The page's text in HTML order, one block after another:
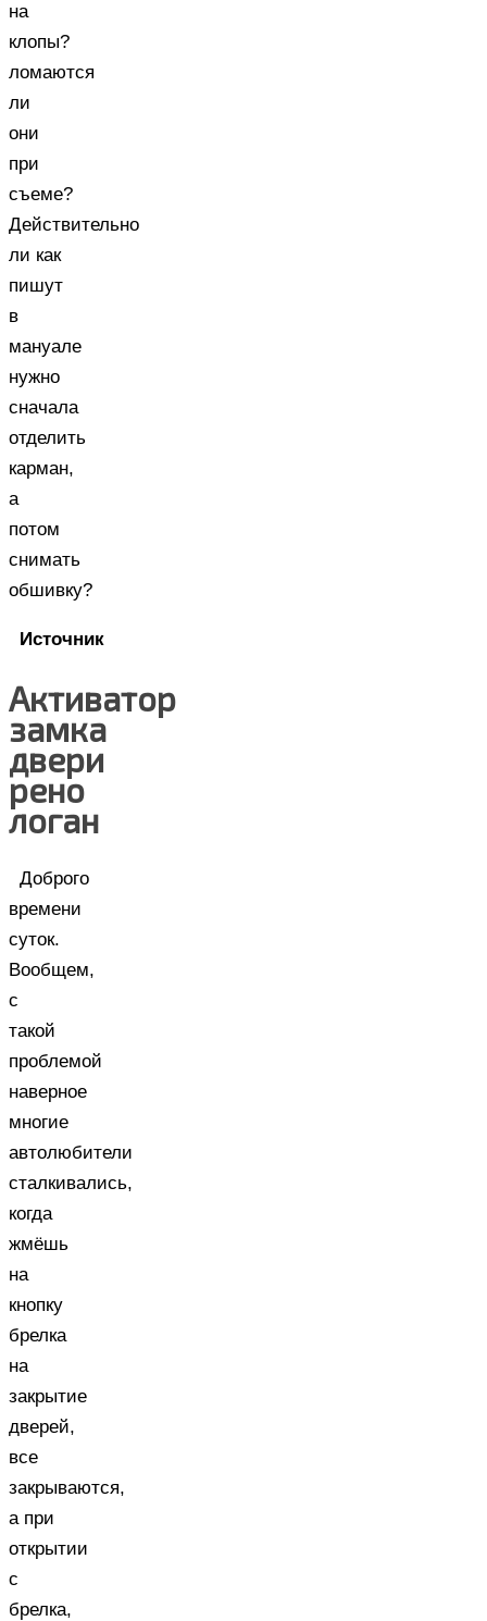
на
клопы?
ломаются
ли
они
при
съеме?
Действительно
ли как
пишут
в
мануале
нужно
сначала
отделить
карман,
а
потом
снимать
обшивку?
Источник
Активатор
замка
двери
рено
логан
Доброго
времени
суток.
Вообщем,
с
такой
проблемой
наверное
многие
автолюбители
сталкивались,
когда
жмёшь
на
кнопку
брелка
на
закрытие
дверей,
все
закрываются,
а при
открытии
с
брелка,